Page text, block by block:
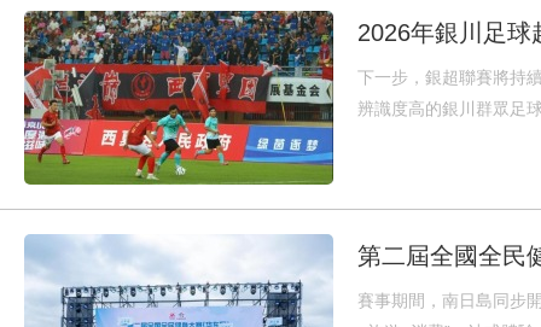
2026年銀川足球
下一步，銀超聯賽將持
辨識度高的銀川群眾足
第二屆全國全民
賽事期間，南日島同步